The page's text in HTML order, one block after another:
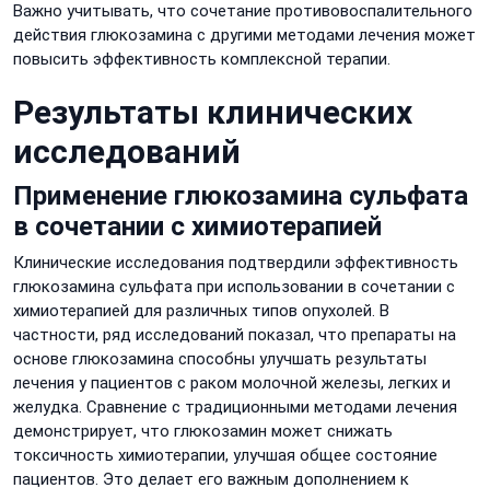
Важно учитывать, что сочетание противовоспалительного
действия глюкозамина с другими методами лечения может
повысить эффективность комплексной терапии.
Результаты клинических
исследований
Применение глюкозамина сульфата
в сочетании с химиотерапией
Клинические исследования подтвердили эффективность
глюкозамина сульфата при использовании в сочетании с
химиотерапией для различных типов опухолей. В
частности, ряд исследований показал, что препараты на
основе глюкозамина способны улучшать результаты
лечения у пациентов с раком молочной железы, легких и
желудка. Сравнение с традиционными методами лечения
демонстрирует, что глюкозамин может снижать
токсичность химиотерапии, улучшая общее состояние
пациентов. Это делает его важным дополнением к